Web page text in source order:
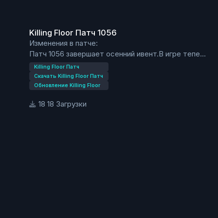
Killing Floor Патч 1056
Изменения в патче:
Патч 1056 завершает осенний ивент.В игре теперь
стандартные мутанты.Все ачивки из ивента,
которые были не разблокированы теперь можно
разлочить через год.
Killing Floor Патч
Скачать Killing Floor Патч
Обновление Killing Floor
18 Загрузки